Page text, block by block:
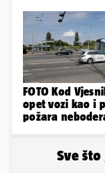
FOTO Kod
opet vozi kao i
požara
Sve